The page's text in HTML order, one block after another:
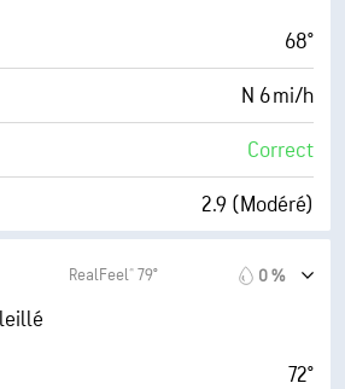
60° F
Index™ 9 (Très forte)
29 %
10 mi
68°
N 6 mi/h
Correct
2.9 (Modéré)
60° F
RealFeel® 79° 0 %
72°